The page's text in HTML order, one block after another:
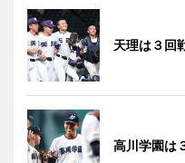
天理は３
高川学園は